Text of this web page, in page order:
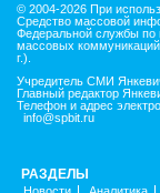
© 2004-2026 При
Средство массовой
Федеральной службы по
массовых
г.).
Учредитель СМИ
Главный редактор
Телефон и адрес
info@spbit.ru
РАЗДЕЛЫ
Новости Аналитика